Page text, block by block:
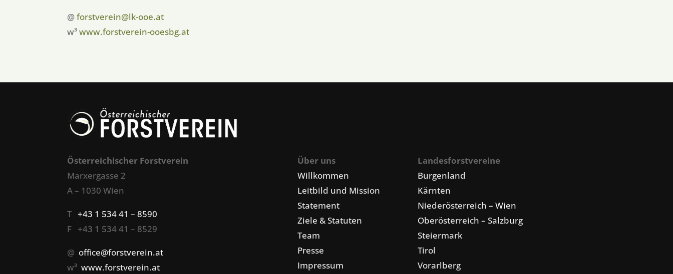
@forstverein@lk-ooe.at
w³www.forstverein-ooesbg.at
Österreichischer Forstverein
Marxergasse 2
A – 1030 Wien
T+43 1 534 41 – 8590
F +43 1 534 41 – 8529
@ office@forstverein.at
w³www.forstverein.at
Über uns
Willkommen
Leitbild und Mission
Statement
Ziele & Statuten
Team
Presse
Impressum
Landesforstvereine
Burgenland
Kärnten
Niederösterreich – Wien
Oberösterreich – Salzburg
Steiermark
Tirol
Vorarlberg